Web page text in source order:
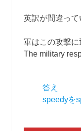
英訳が間違って
軍はこの攻撃に
The military
答え
speedyを